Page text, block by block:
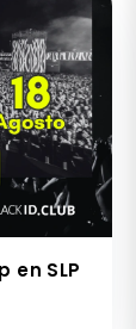
en SLP